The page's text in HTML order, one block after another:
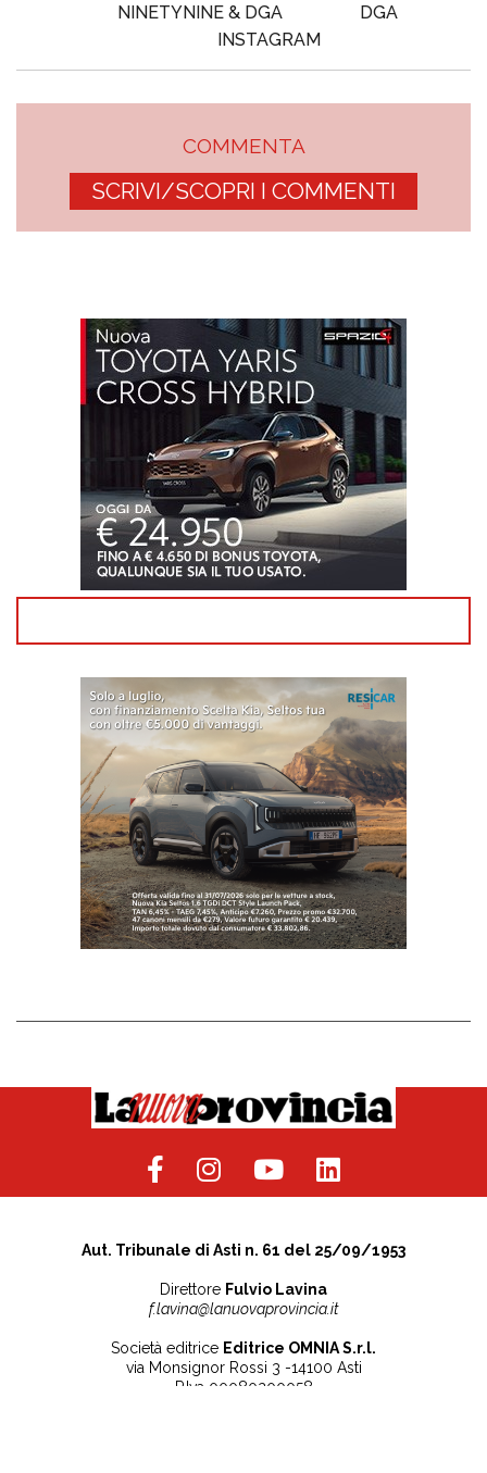
NINETYNINE & DGA
DGA
INSTAGRAM
COMMENTA
SCRIVI/SCOPRI I COMMENTI
Aut. Tribunale di Asti n. 61 del 25/09/1953
Direttore Fulvio Lavina
f.lavina@lanuovaprovincia.it
Società editrice Editrice OMNIA S.r.l.
via Monsignor Rossi 3 -14100 Asti
P.Iva 00080200058